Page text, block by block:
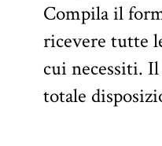
Compila il
ricevere tutte
cui necessiti.
totale